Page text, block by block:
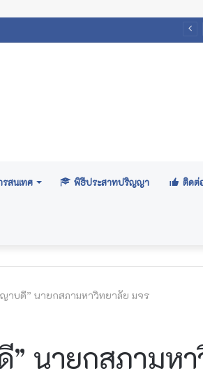
รสนเทศ พิธีประสาทปริญญา ติดต่
าบดี” นายกสภามหาวิทยาลัย มจร
นายกสภามหา